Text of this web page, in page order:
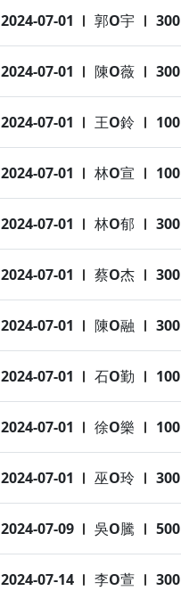
2024-07-01 郭O宇 300
2024-07-01 陳O薇 300
2024-07-01 王O鈴 100
2024-07-01 林O宣 100
2024-07-01 林O郁 300
2024-07-01 蔡O杰 300
2024-07-01 陳O融 300
2024-07-01 石O勤 100
2024-07-01 徐O樂 100
2024-07-01 巫O玲 300
2024-07-09 吳O騰 500
2024-07-14 李O萱 300